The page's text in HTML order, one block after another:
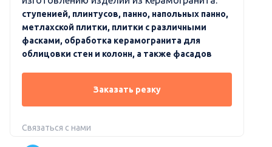
ступенией, плинтусов, панно, напольных панно,
метлахской плитки, плитки с различными
фасками, обработка керамогранита для
облицовки стен и колонн, а также фасадов
Заказать резку
Связаться с нами